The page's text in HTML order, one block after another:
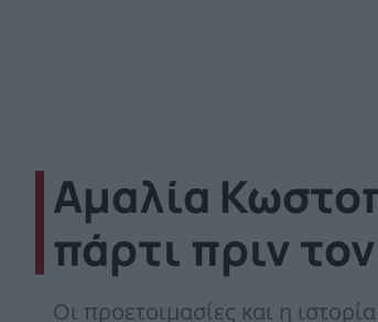
Αμαλία
πάρτι πριν
Οι προετοιμασίες και η